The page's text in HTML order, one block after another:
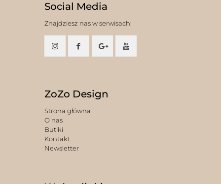
Social Media
Znajdziesz nas w serwisach:
ZoZo Design
Strona główna
O nas
Butiki
Kontakt
Newsletter